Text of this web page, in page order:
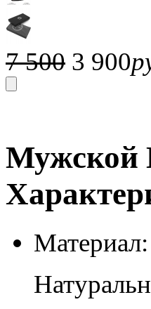
7 500 3 900
Мужской
Материал: